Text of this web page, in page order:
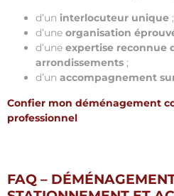
d’un interlocuteur unique ;
d’une organisation
d’une expertise reconnue
arrondissements ;
d’un accompagnement
Confier mon déménagement
professionnel
FAQ –